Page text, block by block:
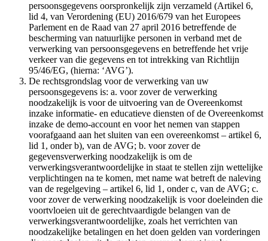
persoonsgegevens oorspronkelijk zijn verzameld (Artikel 6,
lid 4, van Verordening (EU) 2016/679 van het Europees
Parlement en de Raad van 27 april 2016 betreffende de
bescherming van natuurlijke personen in verband met de
verwerking van persoonsgegevens en betreffende het vrije
verkeer van die gegevens en tot intrekking van Richtlijn
95/46/EG, (hierna: ‘AVG’).
De rechtsgrondslag voor de verwerking van uw
persoonsgegevens is: a. voor zover de verwerking
noodzakelijk is voor de uitvoering van de Overeenkomst
inzake informatie- en educatieve diensten of de Overeenkomst
inzake de demo-account en voor het nemen van stappen
voorafgaand aan het sluiten van een overeenkomst – artikel 6,
lid 1, onder b), van de AVG; b. voor zover de
gegevensverwerking noodzakelijk is om de
verwerkingsverantwoordelijke in staat te stellen zijn wettelijke
verplichtingen na te komen, met name wat betreft de naleving
van de regelgeving – artikel 6, lid 1, onder c, van de AVG; c.
voor zover de verwerking noodzakelijk is voor doeleinden die
voortvloeien uit de gerechtvaardigde belangen van de
verwerkingsverantwoordelijke, zoals het verrichten van
noodzakelijke betalingen en het doen gelden van vorderingen